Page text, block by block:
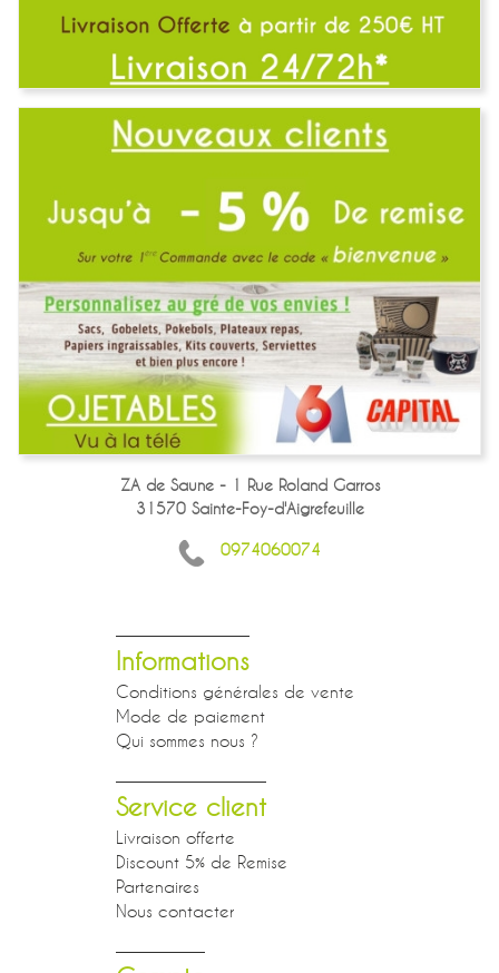
ZA de Saune - 1 Rue Roland Garros
31570 Sainte-Foy-d'Aigrefeuille
0974060074
Informations
Conditions générales de vente
Mode de paiement
Qui sommes nous ?
Service client
Livraison offerte
Discount 5% de Remise
Partenaires
Nous contacter